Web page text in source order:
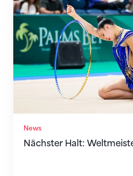
News
Nächster Halt:
Nächster Halt: